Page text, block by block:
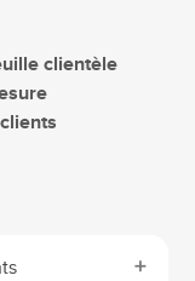
clientèle